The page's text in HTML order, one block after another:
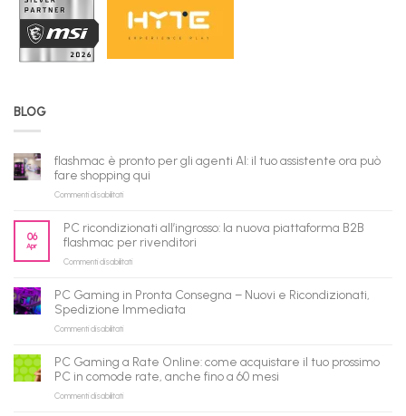
BLOG
flashmac è pronto per gli agenti AI: il tuo assistente ora può
fare shopping qui
Commenti disabilitatisu
pronto
per
gli
AI:
il
tuo
assistente
può
fare
shopping
qui
06
Apr
PC ricondizionati all’ingrosso: la nuova piattaforma B2B
flashmac per rivenditori
Commenti disabilitatisu
ricondizionati
all’ingrosso:
la
B2B
flashmac
per
PC Gaming in Pronta Consegna – Nuovi e Ricondizionati,
Spedizione Immediata
Commenti disabilitatisu
Gaming
in
Pronta
Consegna
PC Gaming a Rate Online: come acquistare il tuo prossimo
PC in comode rate, anche fino a 60 mesi
Commenti disabilitatisu